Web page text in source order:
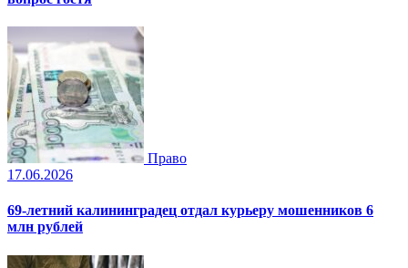
Право
17.06.2026
69-летний калининградец отдал курьеру мошенников 6
млн рублей